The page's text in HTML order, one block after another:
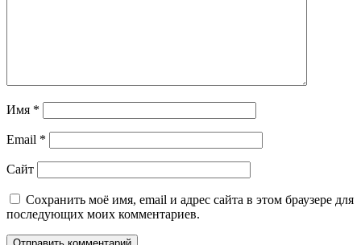
Имя *
Email *
Сайт
Сохранить моё имя, email и адрес сайта в этом браузере для
последующих моих комментариев.